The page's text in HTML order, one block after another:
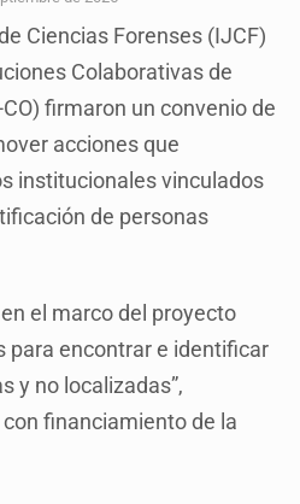
Ciencias Forenses (IJCF)
Colaborativas de
firmaron un convenio de
acciones que
institucionales vinculados
de personas
el marco del proyecto
para encontrar e identificar
y no localizadas”,
financiamiento de la